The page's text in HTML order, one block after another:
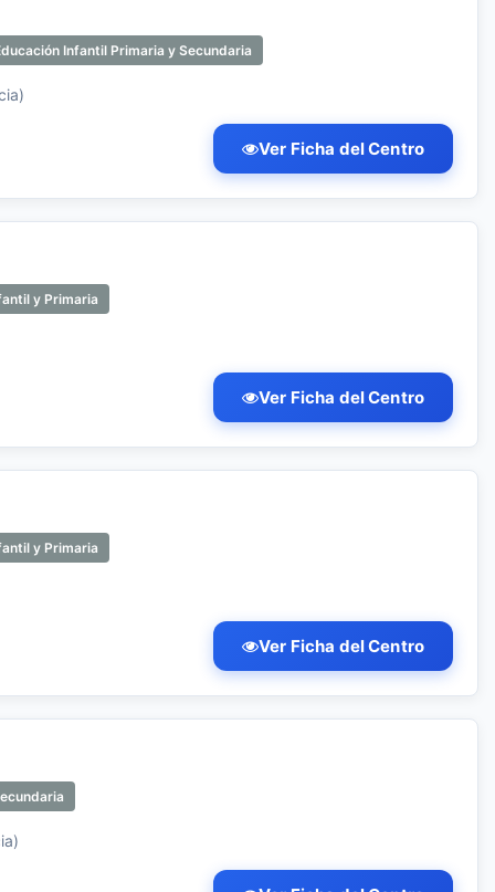
Infantil Primaria y Secundaria
Ver Ficha del Centro
y Primaria
Ver Ficha del Centro
y Primaria
Ver Ficha del Centro